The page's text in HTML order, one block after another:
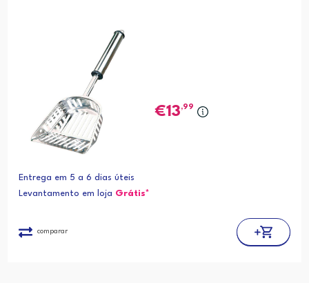
13,99
Entrega em 5 a 6 dias úteis
Levantamento em loja Grátis*
comparar